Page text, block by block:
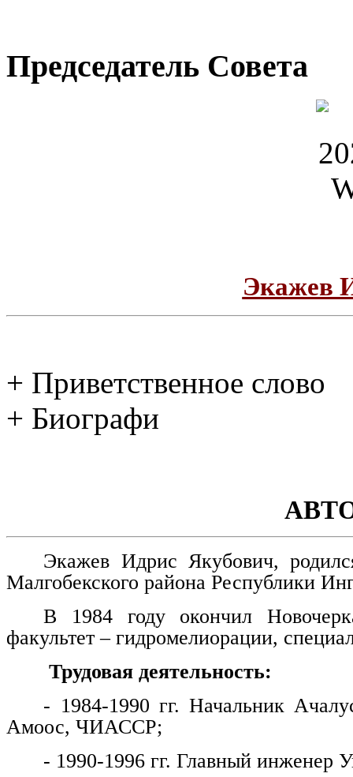
Председатель Совета
Экажев
+ Приветственное слово
+ Биографи
Экажев Идрис Якубович,
Малгобекского района Республики
В 1984 году окончил
факультет – гидромелиорации,
Трудовая деятельность:
- 1984-1990 гг. Начальник
Амоос, ЧИАССР;
- 1990-1996 гг. Главный